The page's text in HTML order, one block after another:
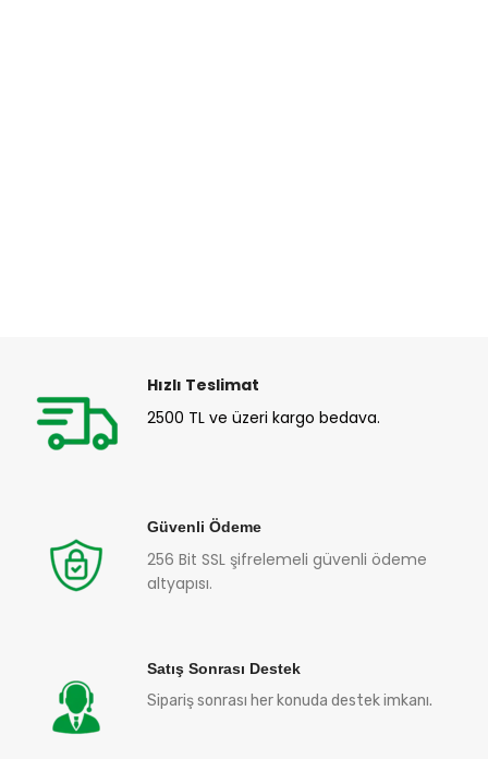
Hızlı Teslimat
2500 TL ve üzeri kargo bedava.
Güvenli Ödeme
256 Bit SSL şifrelemeli güvenli ödeme
altyapısı.
Satış Sonrası Destek
Sipariş sonrası her konuda destek imkanı.